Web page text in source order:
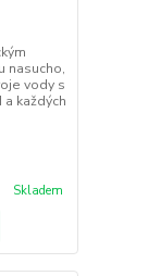
nasucho,
vody s
každých
Skladem